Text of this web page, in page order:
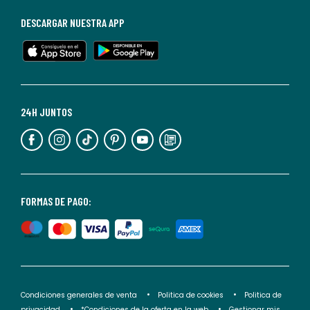
en
cualquier
Para
información,
puedes
nuestra
de
privacidad</2>.
FORMAS DE PAGO:
24H JUNTOS
DESCARGAR NUESTRA APP
Condiciones generales de venta Politica de cookies
Politica de